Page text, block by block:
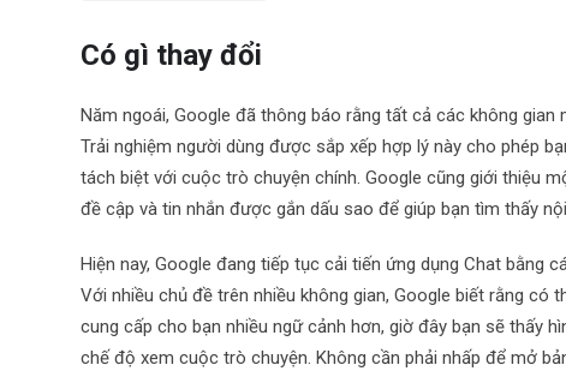
Có gì thay đổi
Năm ngoái, Google đã thông báo rằng tất cả các không
Trải nghiệm người dùng được sắp xếp hợp lý này cho phép
tách biệt với cuộc trò chuyện chính. Google cũng giới thiệu
đề cập và tin nhắn được gắn dấu sao để giúp bạn tìm thấy
Hiện nay, Google đang tiếp tục cải tiến ứng dụng Chat bằng
Với nhiều chủ đề trên nhiều không gian, Google biết rằng
cung cấp cho bạn nhiều ngữ cảnh hơn, giờ đây bạn sẽ thấy
chế độ xem cuộc trò chuyện. Không cần phải nhấp để mở